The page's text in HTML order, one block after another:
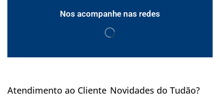
Nos acompanhe nas redes
Atendimento ao Cliente Novidades do Tudão?